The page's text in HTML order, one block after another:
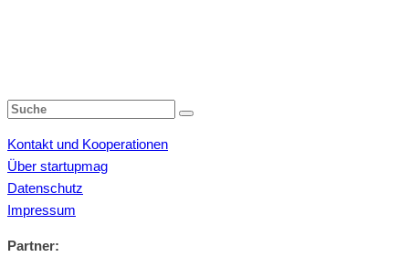
Kontakt und Kooperationen
Über startupmag
Datenschutz
Impressum
Partner: